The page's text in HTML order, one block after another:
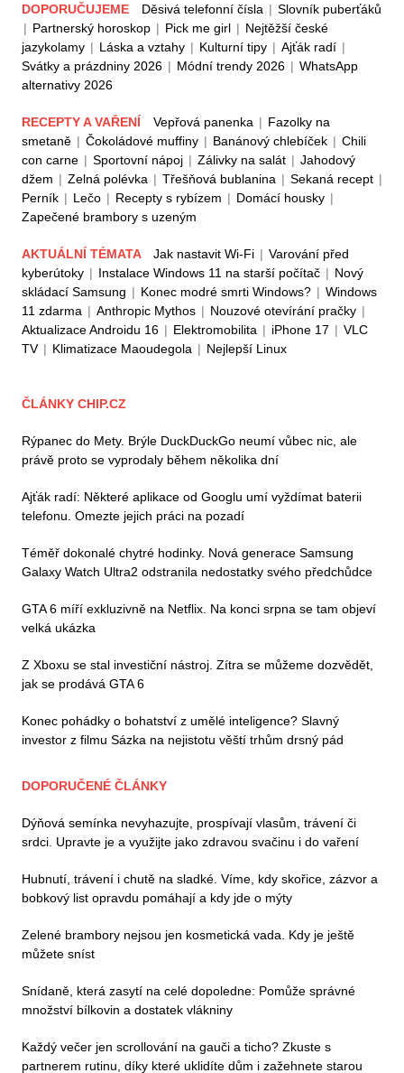
DOPORUČUJEME Děsivá telefonní čísla | Slovník puberťáků
| Partnerský horoskop | Pick me girl | Nejtěžší české
jazykolamy | Láska a vztahy | Kulturní tipy | Ajťák radí |
Svátky a prázdniny 2026 | Módní trendy 2026 | WhatsApp
alternativy 2026
RECEPTY A VAŘENÍ Vepřová panenka | Fazolky na
smetaně | Čokoládové muffiny | Banánový chlebíček | Chili
con carne | Sportovní nápoj | Zálivky na salát | Jahodový
džem | Zelná polévka | Třešňová bublanina | Sekaná recept |
Perník | Lečo | Recepty s rybízem | Domácí housky |
Zapečené brambory s uzeným
AKTUÁLNÍ TÉMATA Jak nastavit Wi-Fi | Varování před
kyberútoky | Instalace Windows 11 na starší počítač | Nový
skládací Samsung | Konec modré smrti Windows? | Windows
11 zdarma | Anthropic Mythos | Nouzové otevírání pračky |
Aktualizace Androidu 16 | Elektromobilita | iPhone 17 | VLC
TV | Klimatizace Maoudegola | Nejlepší Linux
ČLÁNKY CHIP.CZ
Rýpanec do Mety. Brýle DuckDuckGo neumí vůbec nic, ale
právě proto se vyprodaly během několika dní
Ajťák radí: Některé aplikace od Googlu umí vyždímat baterii
telefonu. Omezte jejich práci na pozadí
Téměř dokonalé chytré hodinky. Nová generace Samsung
Galaxy Watch Ultra2 odstranila nedostatky svého předchůdce
GTA 6 míří exkluzivně na Netflix. Na konci srpna se tam objeví
velká ukázka
Z Xboxu se stal investiční nástroj. Zítra se můžeme dozvědět,
jak se prodává GTA 6
Konec pohádky o bohatství z umělé inteligence? Slavný
investor z filmu Sázka na nejistotu věští trhům drsný pád
DOPORUČENÉ ČLÁNKY
Dýňová semínka nevyhazujte, prospívají vlasům, trávení či
srdci. Upravte je a využijte jako zdravou svačinu i do vaření
Hubnutí, trávení i chutě na sladké. Víme, kdy skořice, zázvor a
bobkový list opravdu pomáhají a kdy jde o mýty
Zelené brambory nejsou jen kosmetická vada. Kdy je ještě
můžete sníst
Snídaně, která zasytí na celé dopoledne: Pomůže správné
množství bílkovin a dostatek vlákniny
Každý večer jen scrollování na gauči a ticho? Zkuste s
partnerem rutinu, díky které uklidíte dům i zažehnete starou